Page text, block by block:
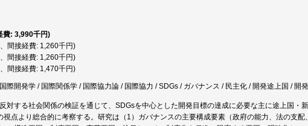
費: 3,990千円)
間接経費: 1,260千円)
間接経費: 1,260千円)
間接経費: 1,470千円)
際開発学 / 国際関係学 / 国際協力論 / 国際協力 / SDGs / ガバナンス / 民主化 / 開発途上国 / 開
対する社会関係の検証を通じて、SDGsを中心とした開発目標の達成に必要な主に途上国・
点より総合的に考察する。研究は（1）ガバナンスの主要構成要素（政府の能力、法の支配